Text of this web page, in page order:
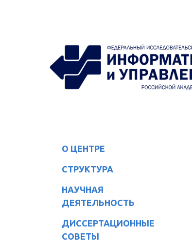
О ЦЕНТРЕ
СТРУКТУРА
НАУЧНАЯ
ДЕЯТЕЛЬНОСТЬ
ДИССЕРТАЦИОННЫЕ
СОВЕТЫ